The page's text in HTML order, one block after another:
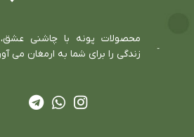
محصولات پونه با چاشني
زندگي را براي شما به ارمغان مي